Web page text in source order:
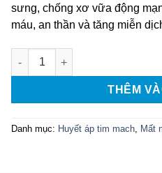
sưng, chống xơ vữa động
máu, an thần và tăng miễn
THÊM
Danh mục: Huyết áp tim mach, Mất